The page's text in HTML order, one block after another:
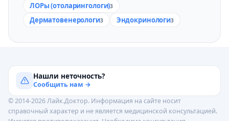
ЛОРы (отоларингологи)3
Дерматовенерологи3 Эндокринологи3
Нашли неточность?
Сообщить нам →
© 2014-2026 Лайк.Доктор. Информация на сайте носит
справочный характер и не является медицинской консультацией.